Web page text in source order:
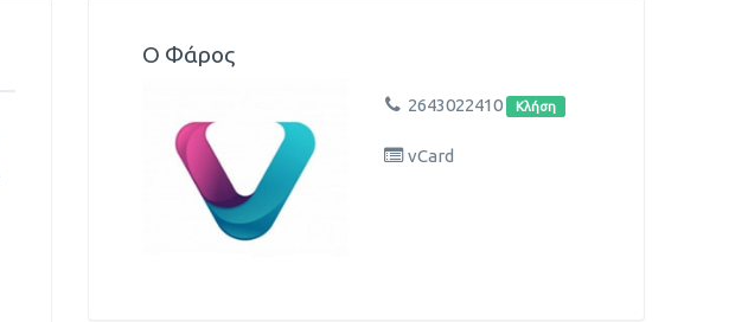
Ο Φάρος
2643022410 Κλήση
vCard